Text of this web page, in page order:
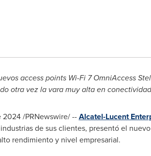
access points Wi-Fi 7 OmniAccess
otra vez la vara muy alta en
2024/PRNewswire/ --Alcatel-Lucent
de sus clientes, presentó el
rendimiento y nivel empresarial.